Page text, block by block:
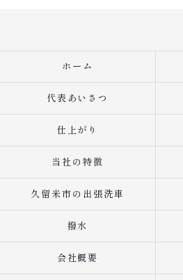
ホーム
代表あいさつ
仕上がり
当社の特徴
久留米市の出張洗車
撥水
会社概要